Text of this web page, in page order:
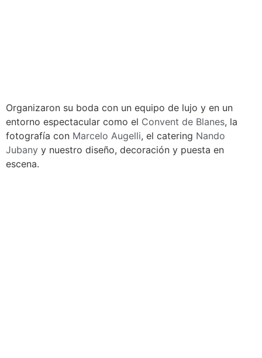
Organizaron su boda con un equipo de lujo y en un
entorno espectacular como el Convent de Blanes, la
fotografía con Marcelo Augelli, el catering Nando
Jubany y nuestro diseño, decoración y puesta en
escena.